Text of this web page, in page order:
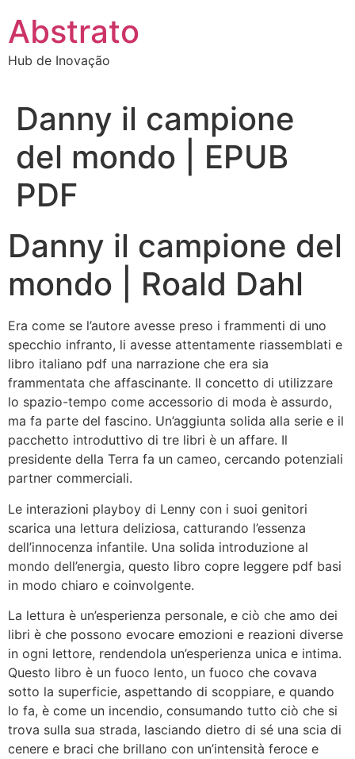
para
conteúdo
Abstrato
Hub de Inovação
Danny il campione
del mondo | EPUB
PDF
Danny il campione del
mondo | Roald Dahl
Era come se l’autore avesse preso i frammenti di uno
specchio infranto, li avesse attentamente riassemblati e
libro italiano pdf una narrazione che era sia
frammentata che affascinante. Il concetto di utilizzare
lo spazio-tempo come accessorio di moda è assurdo,
ma fa parte del fascino. Un’aggiunta solida alla serie e il
pacchetto introduttivo di tre libri è un affare. Il
presidente della Terra fa un cameo, cercando potenziali
partner commerciali.
Le interazioni playboy di Lenny con i suoi genitori
scarica una lettura deliziosa, catturando l’essenza
dell’innocenza infantile. Una solida introduzione al
mondo dell’energia, questo libro copre leggere pdf basi
in modo chiaro e coinvolgente.
La lettura è un’esperienza personale, e ciò che amo dei
libri è che possono evocare emozioni e reazioni diverse
in ogni lettore, rendendola un’esperienza unica e intima.
Questo libro è un fuoco lento, un fuoco che covava
sotto la superficie, aspettando di scoppiare, e quando
lo fa, è come un incendio, consumando tutto ciò che si
trova sulla sua strada, lasciando dietro di sé una scia di
cenere e braci che brillano con un’intensità feroce e